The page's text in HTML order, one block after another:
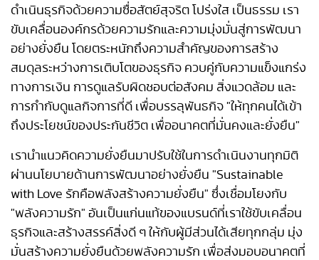
ดำเนินธุรกิจด้วยความซื่อสัตย์สุจริต โปร่งใส เป็นธรรม เรา
ขับเคลื่อนองค์กรด้วยความรักและความมุ่งมั่นสู่การพัฒนา
อย่างยั่งยืน โดยตระหนักถึงความสำคัญของการสร้าง
สมดุลระหว่างการเติบโตของธุรกิจ ควบคู่กับความแข็งแกร่ง
ทางการเงิน การดูแลรับผิดชอบต่อสังคม สิ่งแวดล้อม และ
การกำกับดูแลกิจการที่ดี เพื่อบรรลุพันธกิจ "ให้ทุกคนได้เข้า
ถึงประโยชน์ของประกันชีวิต เพื่ออนาคตที่มั่นคงและยั่งยืน"
เรานำแนวคิดความยั่งยืนมาปรับใช้ในการดำเนินงานทุกมิติ
ผ่านนโยบายด้านการพัฒนาอย่างยั่งยืน "Sustainable
with Love รักคือพลังสร้างความยั่งยืน" ซึ่งเชื่อมโยงกับ
"พลังความรัก" อันเป็นแก่นแท้ของแบรนด์ที่เราใช้ขับเคลื่อน
ธุรกิจและสร้างสรรค์สิ่งดี ๆ ให้กับผู้มีส่วนได้เสียทุกกลุ่ม มุ่ง
มั่นสร้างความยั่งยืนด้วยพลังความรัก เพื่อส่งมอบอนาคตที่